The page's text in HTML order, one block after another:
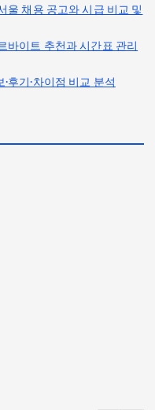
울 채용 공고와 시급 비교 및
바이트 추천과 시간표 관리
후기·차이점 비교 분석